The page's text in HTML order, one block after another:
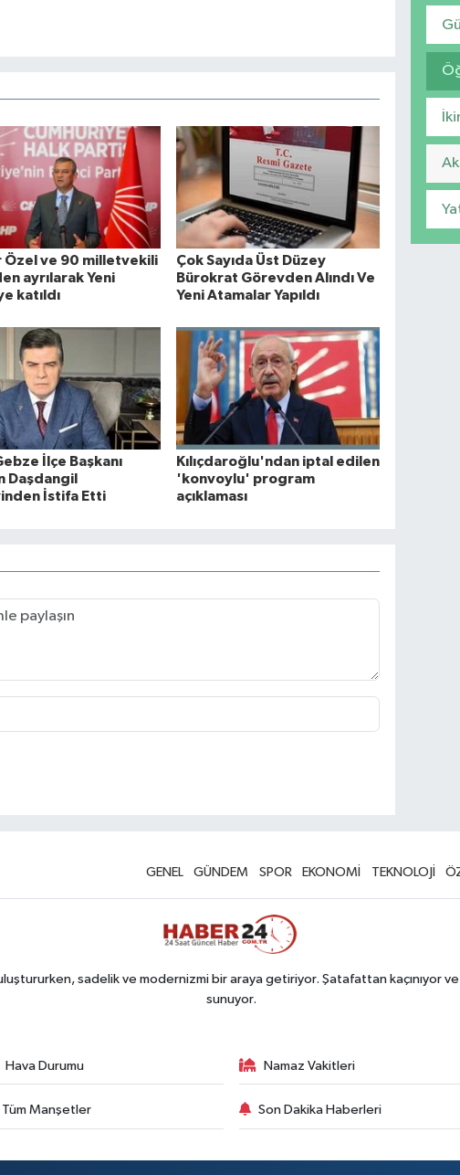
Özel ve 90 milletvekili
ayrılarak Yeni
katıldı
Çok Sayıda Üst Düzey
Bürokrat Görevden Alındı Ve
Yeni Atamalar Yapıldı
İlçe Başkanı
Daşdangil
İstifa Etti
Kılıçdaroğlu'ndan iptal edilen
'konvoylu' program
açıklaması
GENEL GÜNDEM SPOR EKONOMİ TEKNOLOJİ
sadelik ve modernizmi bir araya getiriyor. Şatafattan kaçınıyor
sunuyor.
Hava Durumu Namaz Vakitleri
Tüm Manşetler Son Dakika Haberleri